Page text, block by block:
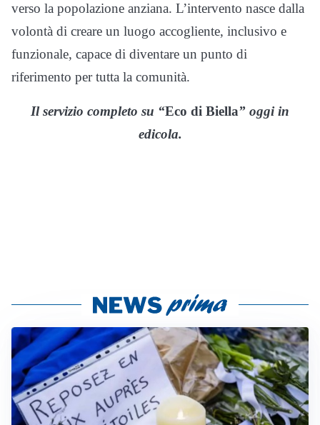
verso la popolazione anziana. L’intervento nasce dalla
volontà di creare un luogo accogliente, inclusivo e
funzionale, capace di diventare un punto di
riferimento per tutta la comunità.
Il servizio completo su “Eco di Biella” oggi in
edicola.